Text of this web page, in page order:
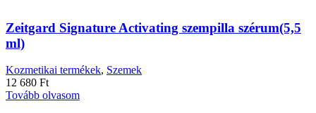
Zeitgard Signature Activating szempilla szérum(5,5
ml)
Kozmetikai termékek, Szemek
12 680 Ft
Tovább olvasom